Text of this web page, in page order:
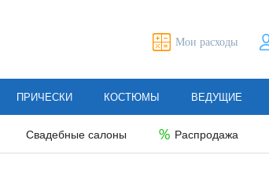
Мои расходы
Свадебные салоны Распродажа
ПРИЧЕСКИ КОСТЮМЫ ВЕДУЩИЕ